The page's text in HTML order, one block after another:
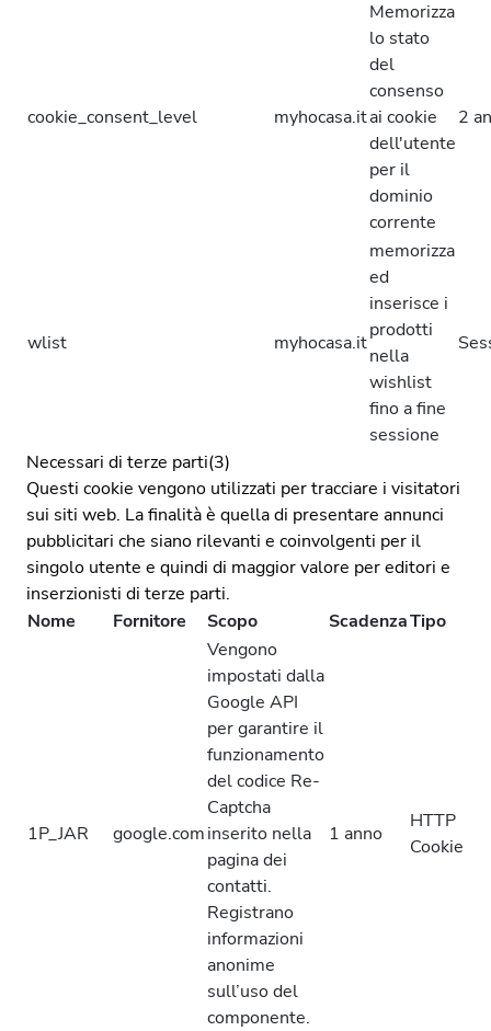
cookie_consent_level myhocasa.it
Memorizza
lo stato
del
consenso
ai cookie
dell'utente
per il
dominio
corrente
2
wlist myhocasa.it
memorizza
ed
inserisce i
prodotti
nella
wishlist
fino a fine
sessione
Necessari di terze parti(3)
Questi cookie vengono utilizzati per tracciare i visitatori
sui siti web. La finalità è quella di presentare annunci
pubblicitari che siano rilevanti e coinvolgenti per il
singolo utente e quindi di maggior valore per editori e
inserzionisti di terze parti.
Nome
Fornitore Scopo ScadenzaTipo
1P_JAR google.com
Vengono
impostati dalla
Google API
per garantire il
funzionamento
del codice Re-
Captcha
inserito nella
pagina dei
contatti.
Registrano
informazioni
anonime
sull’uso del
componente.
1 anno
HTTP
Cookie